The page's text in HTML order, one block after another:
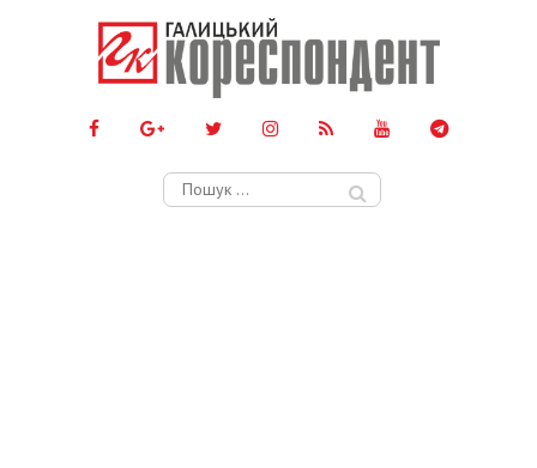
Пошук: